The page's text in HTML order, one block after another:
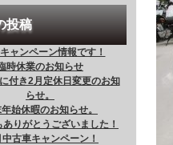
投稿
ャンペーン情報です！
時休業のお知らせ
付き2月定休日変更のお知
らせ。
始休暇のお知らせ。
りがとうございました！
古車キャンペーン！